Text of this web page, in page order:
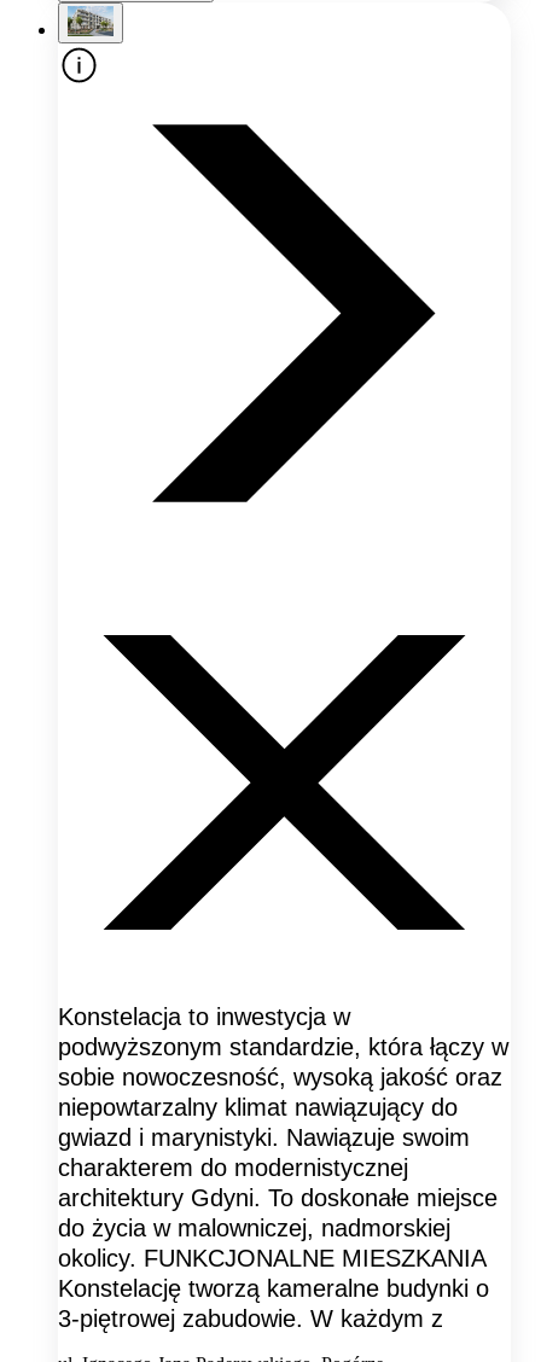
Konstelacja to inwestycja w
podwyższonym standardzie, która łączy w
sobie nowoczesność, wysoką jakość oraz
niepowtarzalny klimat nawiązujący do
gwiazd i marynistyki. Nawiązuje swoim
charakterem do modernistycznej
architektury Gdyni. To doskonałe miejsce
do życia w malowniczej, nadmorskiej
okolicy. FUNKCJONALNE MIESZKANIA
Konstelację tworzą kameralne budynki o
3-piętrowej zabudowie. W każdym z